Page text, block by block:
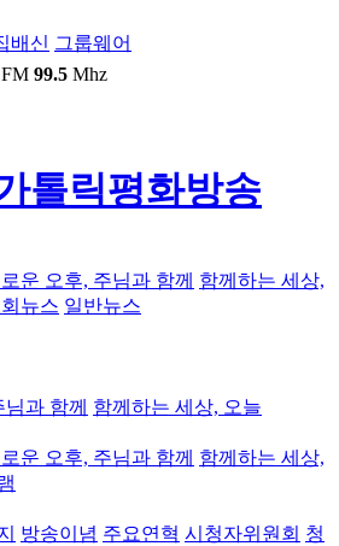
배신 그룹웨어
99.5 Mhz
운 오후, 주님과 함께 함께하는 세상,
뉴스 일반뉴스
과 함께 함께하는 세상, 오늘
운 오후, 주님과 함께 함께하는 세상,
방송이념 주요연혁 시청자위원회 청